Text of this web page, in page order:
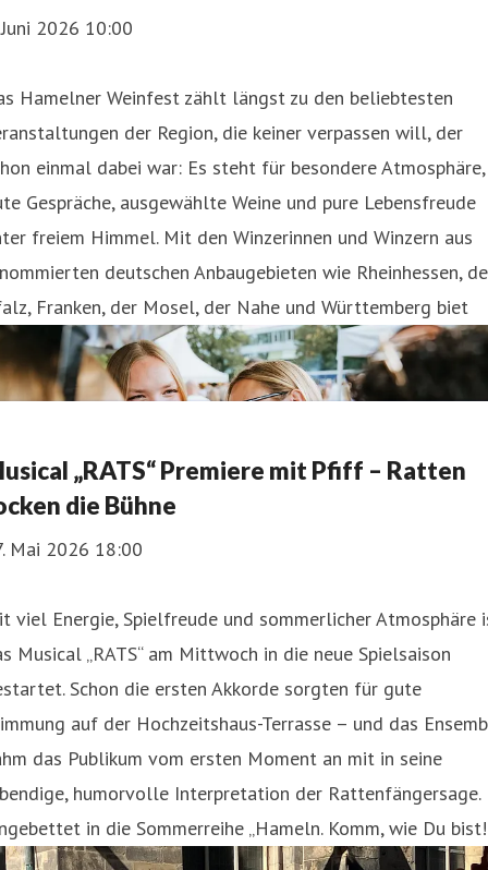
2026 10:00
Hamelner Weinfest zählt längst zu den beliebtesten
der Region, die keiner verpassen will, der
einmal dabei war: Es steht für besondere Atmosphäre,
Gespräche, ausgewählte Weine und pure Lebensfreude
freiem Himmel. Mit den Winzerinnen und Winzern aus
deutschen Anbaugebieten wie Rheinhessen,
Franken, der Mosel, der Nahe und Württemberg biet
„RATS“ Premiere mit Pfiff – Ratten
die Bühne
Mai 2026 18:00
viel Energie, Spielfreude und sommerlicher Atmosphäre
Musical „RATS“ am Mittwoch in die neue Spielsaison
Schon die ersten Akkorde sorgten für gute
auf der Hochzeitshaus-Terrasse – und das
das Publikum vom ersten Moment an mit in seine
humorvolle Interpretation der Rattenfängersage.
in die Sommerreihe „Hameln. Komm, wie Du